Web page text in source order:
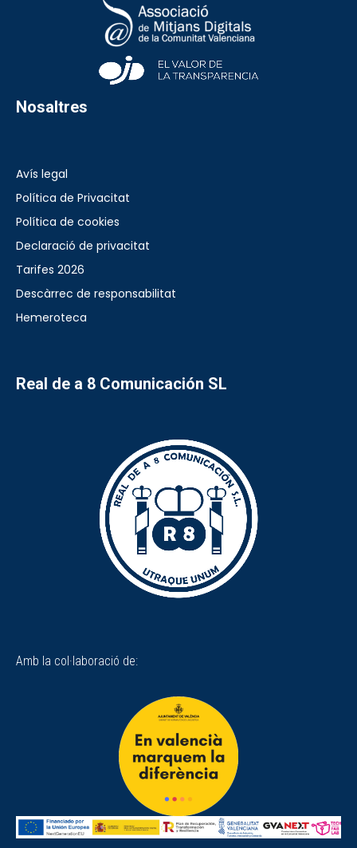
Nosaltres
Avís legal
Política de Privacitat
Política de cookies
Declaració de privacitat
Tarifes 2026
Descàrrec de responsabilitat
Hemeroteca
Real de a 8 Comunicación SL
Amb la col·laboració de: